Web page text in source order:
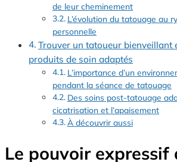
de leur cheminement
L’évolution du tatouage au
personnelle
Trouver un tatoueur bienveillant
produits de soin adaptés
L’importance d’un
pendant la séance de tatouage
Des soins post-tatouage
cicatrisation et l’apaisement
À découvrir aussi
Le pouvoir expressif